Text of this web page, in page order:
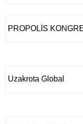
PROPOLİS
Uzakrota Global